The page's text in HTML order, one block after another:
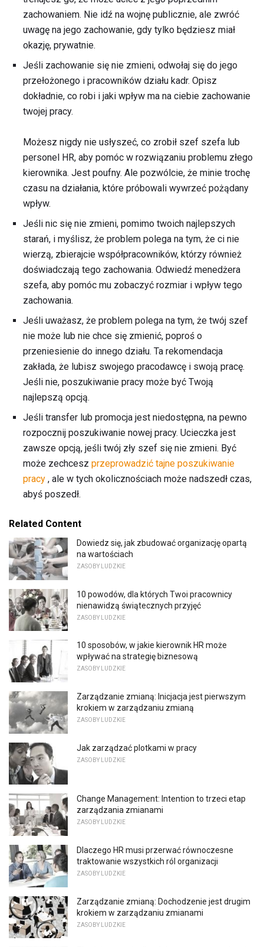
zachowaniem. Nie idź na wojnę publicznie, ale zwróć
uwagę na jego zachowanie, gdy tylko będziesz miał
okazję, prywatnie.
Jeśli zachowanie się nie zmieni, odwołaj się do jego
przełożonego i pracowników działu kadr. Opisz
dokładnie, co robi i jaki wpływ ma na ciebie zachowanie
twojej pracy.
Możesz nigdy nie usłyszeć, co zrobił szef szefa lub
personel HR, aby pomóc w rozwiązaniu problemu złego
kierownika. Jest poufny. Ale pozwólcie, że minie trochę
czasu na działania, które próbowali wywrzeć pożądany
wpływ.
Jeśli nic się nie zmieni, pomimo twoich najlepszych
starań, i myślisz, że problem polega na tym, że ci nie
wierzą, zbierajcie współpracowników, którzy również
doświadczają tego zachowania. Odwiedź menedżera
szefa, aby pomóc mu zobaczyć rozmiar i wpływ tego
zachowania.
Jeśli uważasz, że problem polega na tym, że twój szef
nie może lub nie chce się zmienić, poproś o
przeniesienie do innego działu. Ta rekomendacja
zakłada, że ​​lubisz swojego pracodawcę i swoją pracę.
Jeśli nie, poszukiwanie pracy może być Twoją
najlepszą opcją.
Jeśli transfer lub promocja jest niedostępna, na pewno
rozpocznij poszukiwanie nowej pracy. Ucieczka jest
zawsze opcją, jeśli twój zły szef się nie zmieni. Być
może zechcesz przeprowadzić tajne poszukiwanie
pracy , ale w tych okolicznościach może nadszedł czas,
abyś poszedł.
Related Content
Dowiedz się, jak zbudować organizację opartą
na wartościach
ZASOBY LUDZKIE
10 powodów, dla których Twoi pracownicy
nienawidzą świątecznych przyjęć
ZASOBY LUDZKIE
10 sposobów, w jakie kierownik HR może
wpływać na strategię biznesową
ZASOBY LUDZKIE
Zarządzanie zmianą: Inicjacja jest pierwszym
krokiem w zarządzaniu zmianą
ZASOBY LUDZKIE
Jak zarządzać plotkami w pracy
ZASOBY LUDZKIE
Change Management: Intention to trzeci etap
zarządzania zmianami
ZASOBY LUDZKIE
Dlaczego HR musi przerwać równoczesne
traktowanie wszystkich ról organizacji
ZASOBY LUDZKIE
Zarządzanie zmianą: Dochodzenie jest drugim
krokiem w zarządzaniu zmianami
ZASOBY LUDZKIE